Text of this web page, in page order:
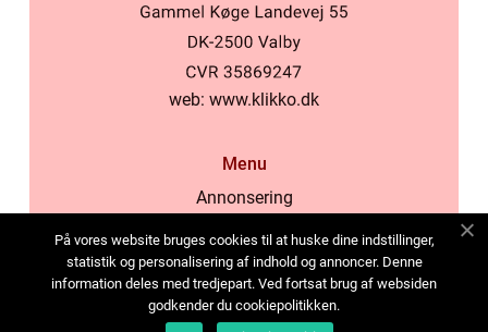
web: www.klikko.dk
Menu
Annonsering
Cookies
Kontakta oss
Sitemap
På vores website bruges cookies til at huske dine indstillinger,
statistik og personalisering af indhold og annoncer. Denne
information deles med tredjepart. Ved fortsat brug af websiden
godkender du cookiepolitikken.